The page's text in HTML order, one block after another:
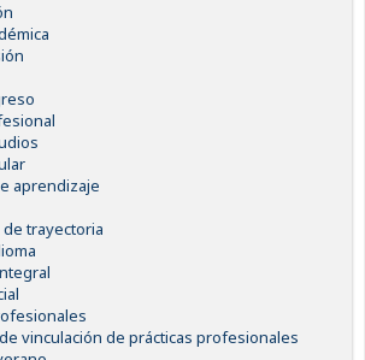
aprendizaje
trayectoria
vinculación de prácticas profesionales